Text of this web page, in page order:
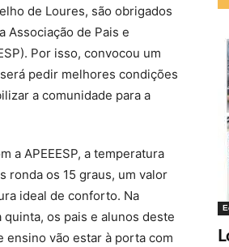
de Loures, são obrigados
Associação de Pais e
Por isso, convocou um
pedir melhores condições
a comunidade para a
a APEEESP, a temperatura
ronda os 15 graus, um valor
ideal de conforto. Na
quinta, os pais e alunos deste
ensino vão estar à porta com